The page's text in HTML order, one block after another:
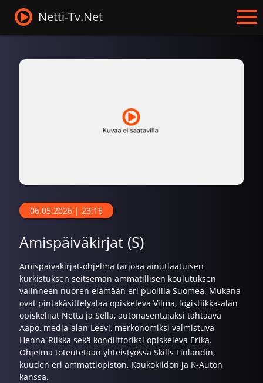
Netti-Tv.Net
06.05.2026 | 23:15
Amispäiväkirjat (S)
Amispäiväkirjat-ohjelma tarjoaa ainutlaatuisen
kurkistuksen seitsemän ammatillisen koulutuksen
valinneen nuoren elämään eri puolilla Suomea. Mukana
ovat pintakäsittelyalaa opiskeleva Vilma, logistiikka-alan
opiskelijat Netta ja Sella, autonasentajaksi tähtäävä
Aapo, media-alan Leevi, merkonomiksi valmistuva
Henna-Riikka sekä kondiittoriksi opiskeleva Erika.
Ohjelma toteutetaan yhteistyössä Skills Finlandin,
kuuden eri ammattiopiston, Kaukokiidon ja K-Auton
kanssa.